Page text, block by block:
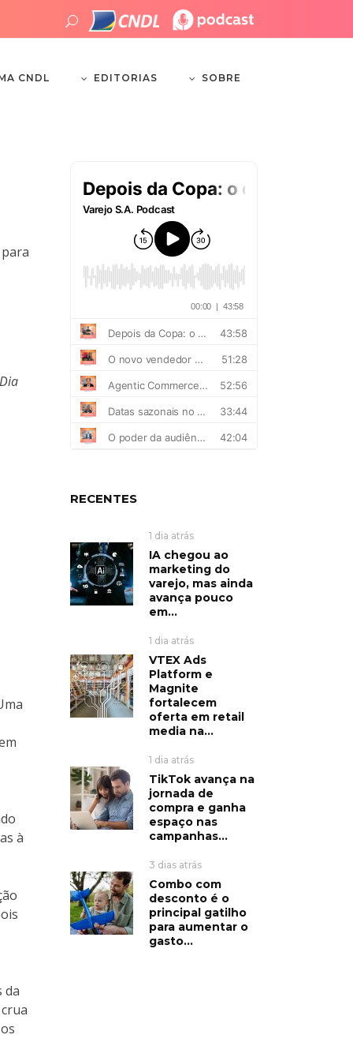
CNDL EDITORIAS SOBRE
à
da
RECENTES
1 dia atrás
IA chegou ao
marketing do
varejo, mas ainda
avança pouco
em...
1 dia atrás
VTEX Ads
Platform e
Magnite
fortalecem
oferta em retail
media na...
1 dia atrás
TikTok avança na
jornada de
compra e ganha
espaço nas
campanhas...
3 dias atrás
Combo com
desconto é o
principal gatilho
para aumentar o
gasto...